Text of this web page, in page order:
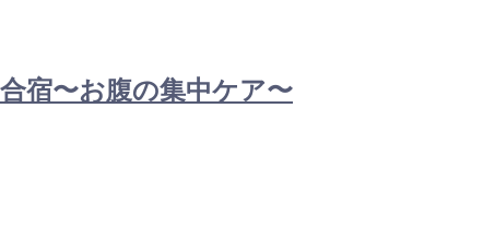
宿〜お腹の集中ケア〜